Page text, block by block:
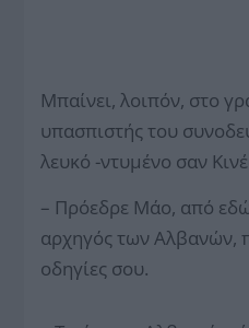
Μπαίνει, λοιπόν, στο
υπασπιστής του
λευκό -ντυμένο σαν
– Πρόεδρε Μάο, από
αρχηγός των Αλβανών,
οδηγίες σου.